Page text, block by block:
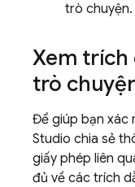
trò chuyện.
Xem trích
trò
Để giúp bạn xác
Studio chia sẻ
giấy phép liên
đủ về các trích